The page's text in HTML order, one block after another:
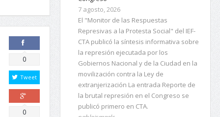
Comparte
0
Tweet
Comparte
0
El "Monitor de las Respuestas
Represivas a la Protesta Social" del IEF-
CTA publicó la síntesis informativa sobre
la represión ejecutada por los
Gobiernos Nacional y de la Ciudad en la
movilización contra la Ley de
extranjerización La entrada Reporte de
la brutal represión en el Congreso se
publicó primero en CTA.
pabloismaelc